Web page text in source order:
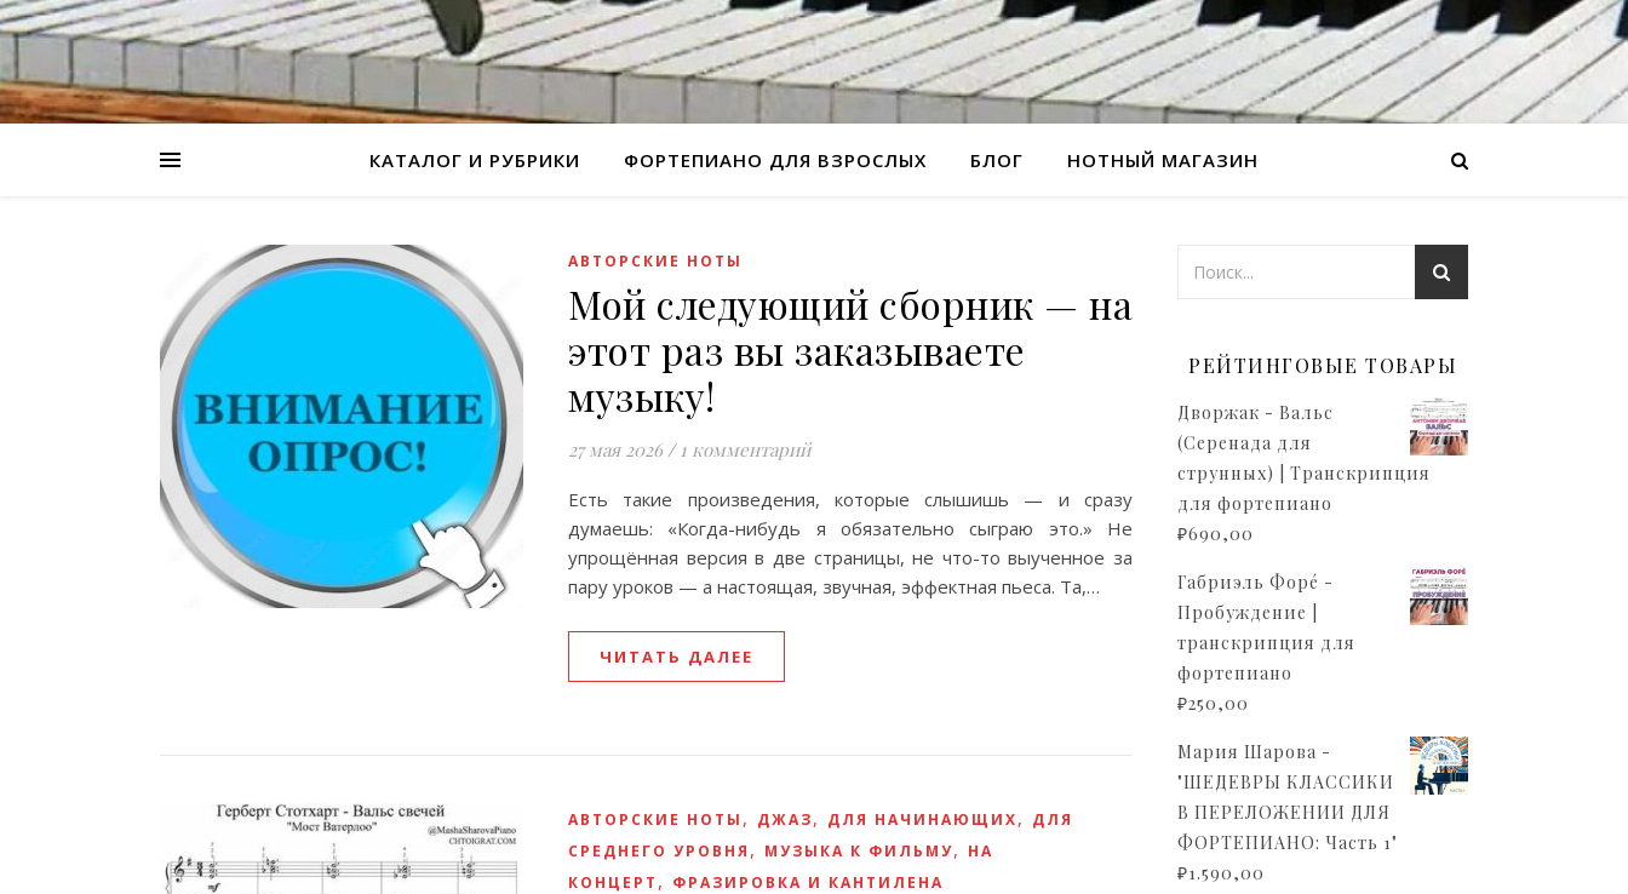
КАТАЛОГ И РУБРИКИ ФОРТЕПИАНО ДЛЯ ВЗРОСЛЫХ БЛОГ НОТНЫЙ МАГАЗИН
АВТОРСКИЕ НОТЫ
Мой следующий сборник — на
этот раз вы заказываете
музыку!
27 мая 2026 / 1 комментарий
Есть такие произведения, которые слышишь — и сразу
думаешь: «Когда-нибудь я обязательно сыграю это.» Не
упрощённая версия в две страницы, не что-то выученное за
пару уроков — а настоящая, звучная, эффектная пьеса. Та,…
ЧИТАТЬ ДАЛЕЕ
АВТОРСКИЕ НОТЫ , ДЖАЗ, ДЛЯ НАЧИНАЮЩИХ, ДЛЯ
СРЕДНЕГО УРОВНЯ , МУЗЫКА К ФИЛЬМУ, НА
КОНЦЕРТ , ФРАЗИРОВКА И КАНТИЛЕНА
РЕЙТИНГОВЫЕ ТОВАРЫ
Дворжак - Вальс
(Серенада для
струнных) | Транскрипция
для фортепиано
₽690,00
Габриэль Форé -
Пробуждение |
транскрипция для
фортепиано
₽250,00
Мария Шарова -
"ШЕДЕВРЫ КЛАССИКИ
В ПЕРЕЛОЖЕНИИ ДЛЯ
ФОРТЕПИАНО: Часть 1"
₽1.590,00